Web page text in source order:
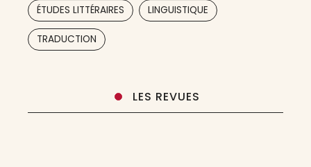
ÉTUDES LITTÉRAIRES LINGUISTIQUE
TRADUCTION
LES REVUES